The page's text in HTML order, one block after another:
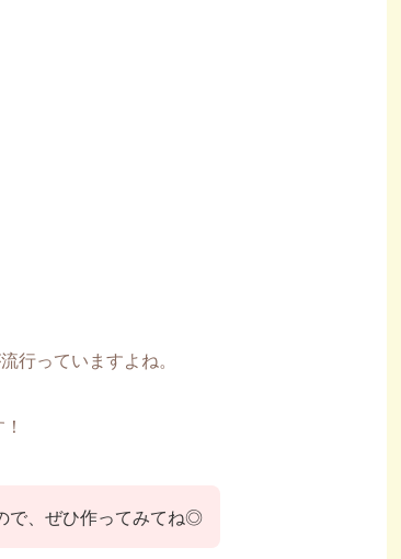
行っていますよね。
で、ぜひ作ってみてね◎